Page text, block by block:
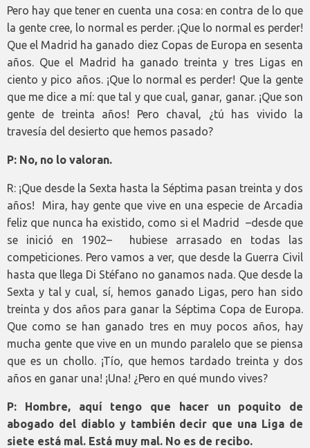
Pero hay que tener en cuenta una cosa: en contra de lo que
la gente cree, lo normal es perder. ¡Que lo normal es perder!
Que el Madrid ha ganado diez Copas de Europa en sesenta
años. Que el Madrid ha ganado treinta y tres Ligas en
ciento y pico años. ¡Que lo normal es perder! Que la gente
que me dice a mí: que tal y que cual, ganar, ganar. ¡Que son
gente de treinta años! Pero chaval, ¿tú has vivido la
travesía del desierto que hemos pasado?
P: No, no lo valoran.
R: ¡Que desde la Sexta hasta la Séptima pasan treinta y dos
años! Mira, hay gente que vive en una especie de Arcadia
feliz que nunca ha existido, como si el Madrid –desde que
se inició en 1902– hubiese arrasado en todas las
competiciones. Pero vamos a ver, que desde la Guerra Civil
hasta que llega Di Stéfano no ganamos nada. Que desde la
Sexta y tal y cual, sí, hemos ganado Ligas, pero han sido
treinta y dos años para ganar la Séptima Copa de Europa.
Que como se han ganado tres en muy pocos años, hay
mucha gente que vive en un mundo paralelo que se piensa
que es un chollo. ¡Tío, que hemos tardado treinta y dos
años en ganar una! ¡Una! ¿Pero en qué mundo vives?
P: Hombre, aquí tengo que hacer un poquito de
abogado del diablo y también decir que una Liga de
siete está mal. Está muy mal. No es de recibo.